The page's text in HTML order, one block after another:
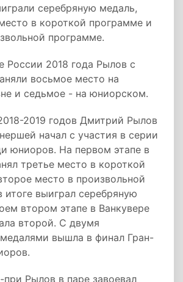
серебряную медаль,
в короткой программе и
программе.
России 2018 года Рылов с
восьмое место на
и седьмое - на юниорском.
2019 годов Дмитрий Рылов
начал с участия в серии
юниоров. На первом этапе в
третье место в короткой
место в произвольной
итоге выиграл серебряную
втором этапе в Ванкувере
второй. С двумя
вышла в финал Гран-
при Рылов в паре завоевал